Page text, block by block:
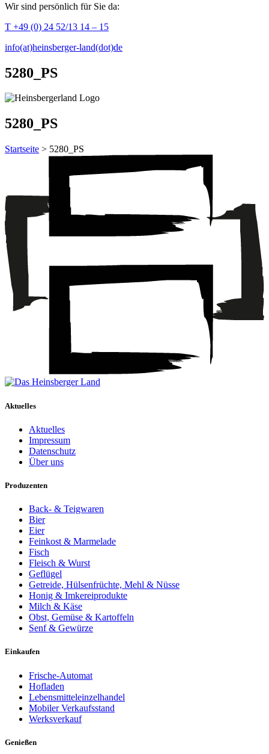
Wir sind persönlich für Sie da:
T +49 (0) 24 52/13 14 – 15
info(at)heinsberger-land(dot)de
5280_PS
5280_PS
Startseite > 5280_PS
Aktuelles
Aktuelles
Impressum
Datenschutz
Über uns
Produzenten
Back- & Teigwaren
Bier
Eier
Feinkost & Marmelade
Fisch
Fleisch & Wurst
Geflügel
Getreide, Hülsenfrüchte, Mehl & Nüsse
Honig & Imkereiprodukte
Milch & Käse
Obst, Gemüse & Kartoffeln
Senf & Gewürze
Einkaufen
Frische-Automat
Hofladen
Lebensmitteleinzelhandel
Mobiler Verkaufsstand
Werksverkauf
Genießen